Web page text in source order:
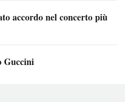
accordo nel concerto più
Guccini